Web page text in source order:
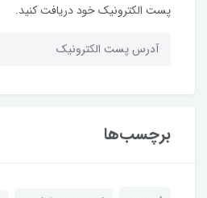
پست الکترونیک خود دریافت کنید.
برچسب‌ها